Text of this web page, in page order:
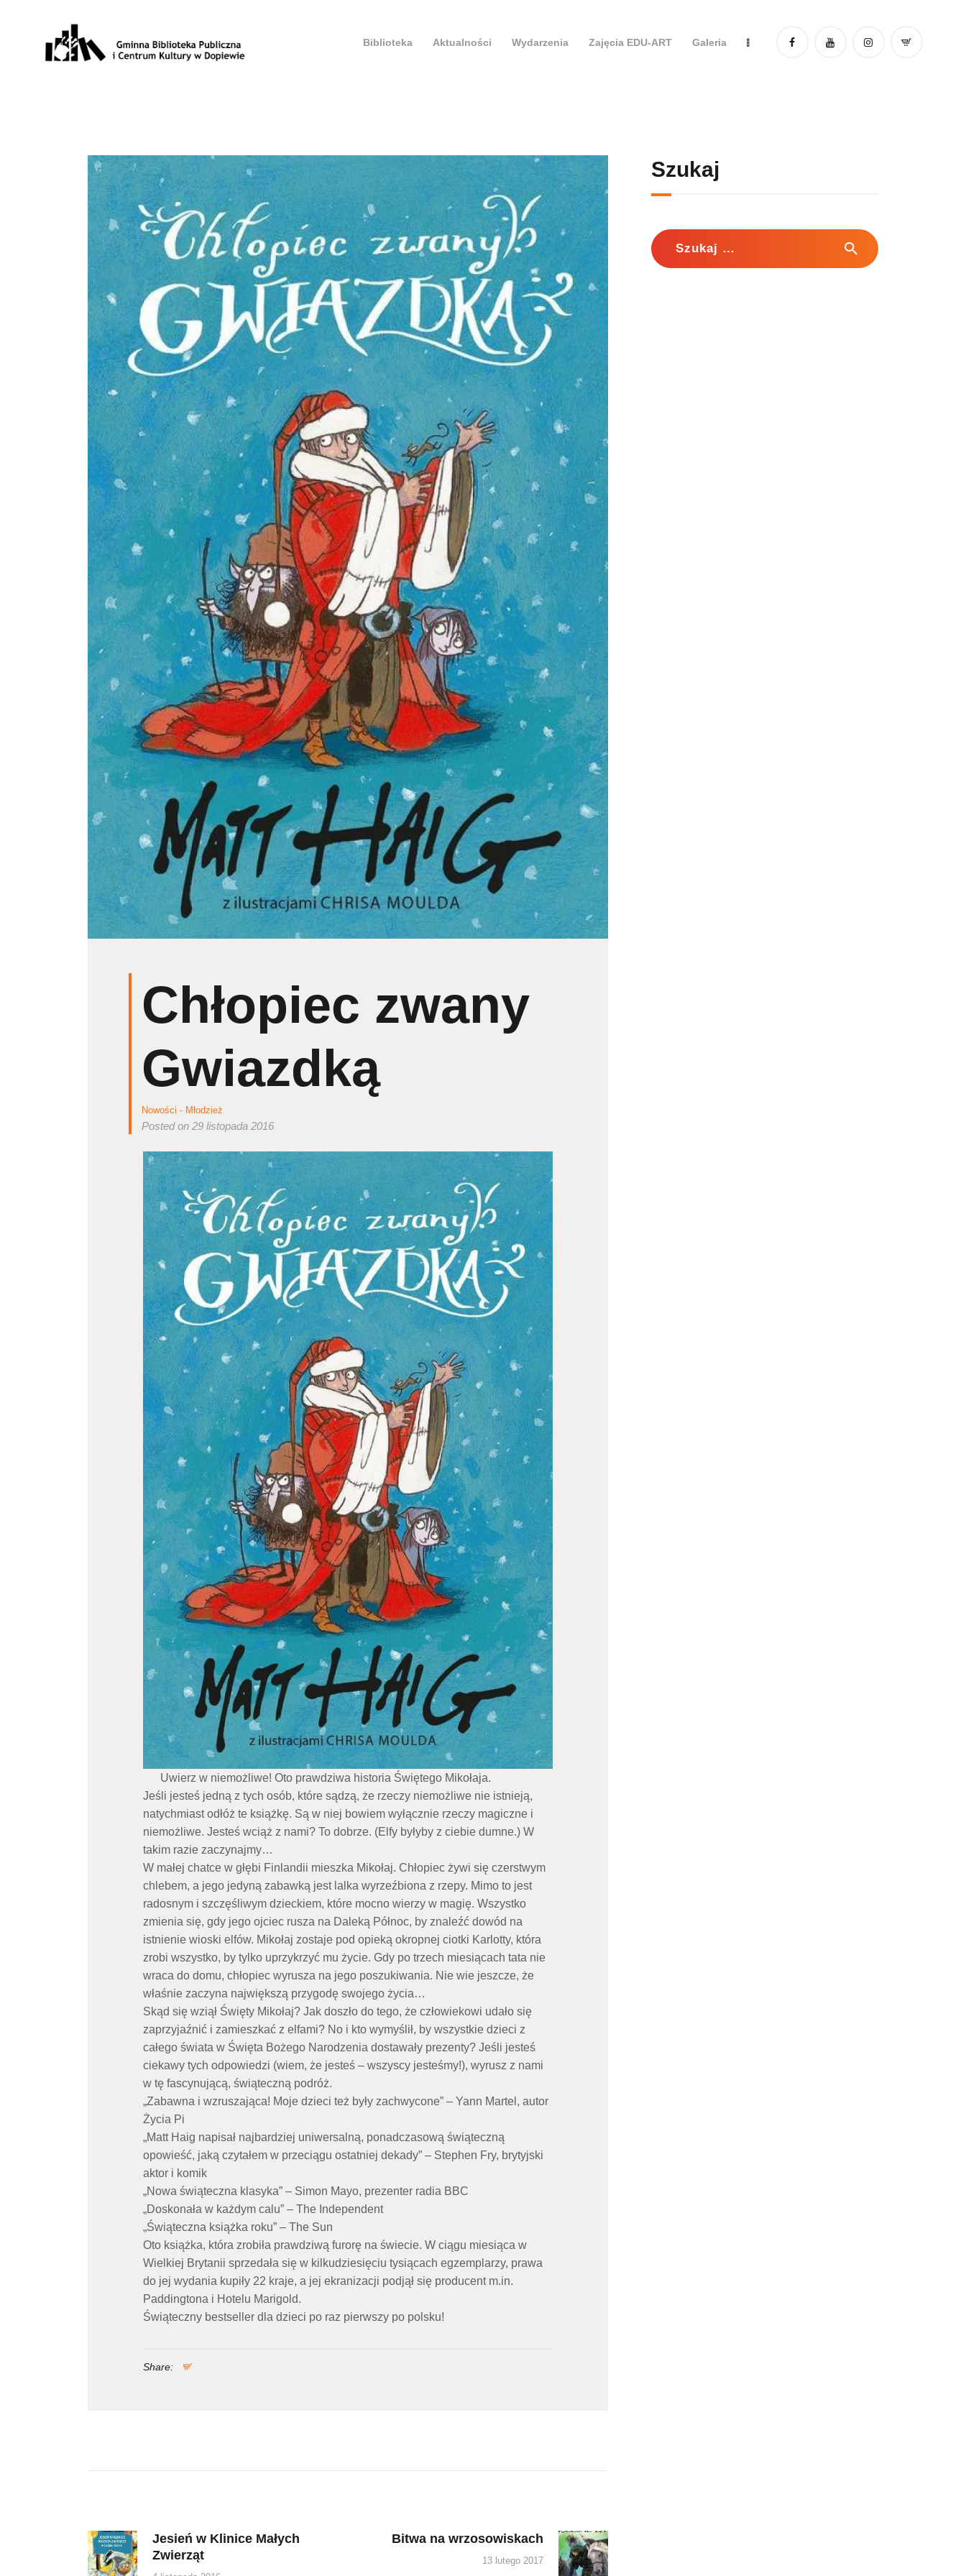
Biblioteka Aktualności Wydarzenia Zajęcia EDU-ART Galeria
Chłopiec zwany
Gwiazdką
Nowości - Młodzież
Posted on 29 listopada 2016
Uwierz w niemożliwe! Oto prawdziwa historia Świętego Mikołaja.
Jeśli jesteś jedną z tych osób, które sądzą, że rzeczy niemożliwe nie istnieją,
natychmiast odłóż te książkę. Są w niej bowiem wyłącznie rzeczy magiczne i
niemożliwe. Jesteś wciąż z nami? To dobrze. (Elfy byłyby z ciebie dumne.) W
takim razie zaczynajmy…
W małej chatce w głębi Finlandii mieszka Mikołaj. Chłopiec żywi się czerstwym
chlebem, a jego jedyną zabawką jest lalka wyrzeźbiona z rzepy. Mimo to jest
radosnym i szczęśliwym dzieckiem, które mocno wierzy w magię. Wszystko
zmienia się, gdy jego ojciec rusza na Daleką Północ, by znaleźć dowód na
istnienie wioski elfów. Mikołaj zostaje pod opieką okropnej ciotki Karlotty, która
zrobi wszystko, by tylko uprzykrzyć mu życie. Gdy po trzech miesiącach tata nie
wraca do domu, chłopiec wyrusza na jego poszukiwania. Nie wie jeszcze, że
właśnie zaczyna największą przygodę swojego życia…
Skąd się wziął Święty Mikołaj? Jak doszło do tego, że człowiekowi udało się
zaprzyjaźnić i zamieszkać z elfami? No i kto wymyślił, by wszystkie dzieci z
całego świata w Święta Bożego Narodzenia dostawały prezenty? Jeśli jesteś
ciekawy tych odpowiedzi (wiem, że jesteś – wszyscy jesteśmy!), wyrusz z nami
w tę fascynującą, świąteczną podróż.
„Zabawna i wzruszająca! Moje dzieci też były zachwycone” – Yann Martel, autor
Życia Pi
„Matt Haig napisał najbardziej uniwersalną, ponadczasową świąteczną
opowieść, jaką czytałem w przeciągu ostatniej dekady” – Stephen Fry, brytyjski
aktor i komik
„Nowa świąteczna klasyka” – Simon Mayo, prezenter radia BBC
„Doskonała w każdym calu” – The Independent
„Świąteczna książka roku” – The Sun
Oto książka, która zrobiła prawdziwą furorę na świecie. W ciągu miesiąca w
Wielkiej Brytanii sprzedała się w kilkudziesięciu tysiącach egzemplarzy, prawa
do jej wydania kupiły 22 kraje, a jej ekranizacji podjął się producent m.in.
Paddingtona i Hotelu Marigold.
Świąteczny bestseller dla dzieci po raz pierwszy po polsku!
Share:
wpisuPrevious
post:
Jesień w Klinice Małych
Zwierząt
Next
post:
Bitwa na wrzosowiskach
13 lutego 2017
Szukaj
Szukaj: